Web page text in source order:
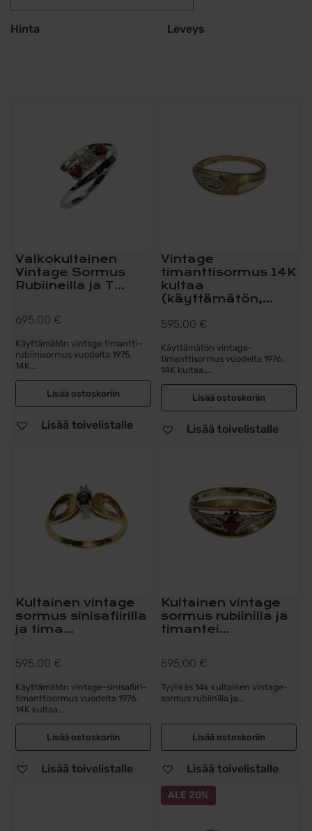
Hinta Leveys
Valkokultainen
Vintage Sormus
Rubiineilla ja T...
695,00 €
Käyttämätön vintage timantti–
rubiinisormus vuodelta 1975.
14K...
Lisää ostoskoriin
Lisää toivelistalle
Vintage
timanttisormus 14K
kultaa
(käyttämätön,...
595,00 €
Käyttämätön vintage-
timanttisormus vuodelta 1976.
14K kultaa,...
Lisää ostoskoriin
Lisää toivelistalle
Kultainen vintage
sormus sinisafiirilla
ja tima...
595,00 €
Käyttämätön vintage-sinisafiiri–
timanttisormus vuodelta 1976.
14K kultaa,...
Lisää ostoskoriin
Lisää toivelistalle
Kultainen vintage
sormus rubiinilla ja
timantei...
595,00 €
Tyylikäs 14k kultainen vintage-
sormus rubiinilla ja...
Lisää ostoskoriin
Lisää toivelistalle
ALE 20%